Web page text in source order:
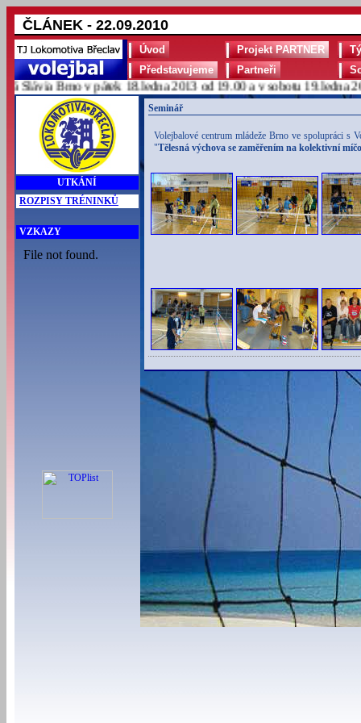
ČLÁNEK - 22.09.2010
Úvod Projekt PARTNER
Představujeme
Partneři
Brno v pátek 18.ledna 2013 od 19.00 a v sobotu 19.ledna
UTKÁNÍ
ROZPISY TRÉNINKŮ
VZKAZY
Seminář
Volejbalové centrum mládeže Brno ve spolupráci s
"Tělesná výchova se zaměřením na kolektivní